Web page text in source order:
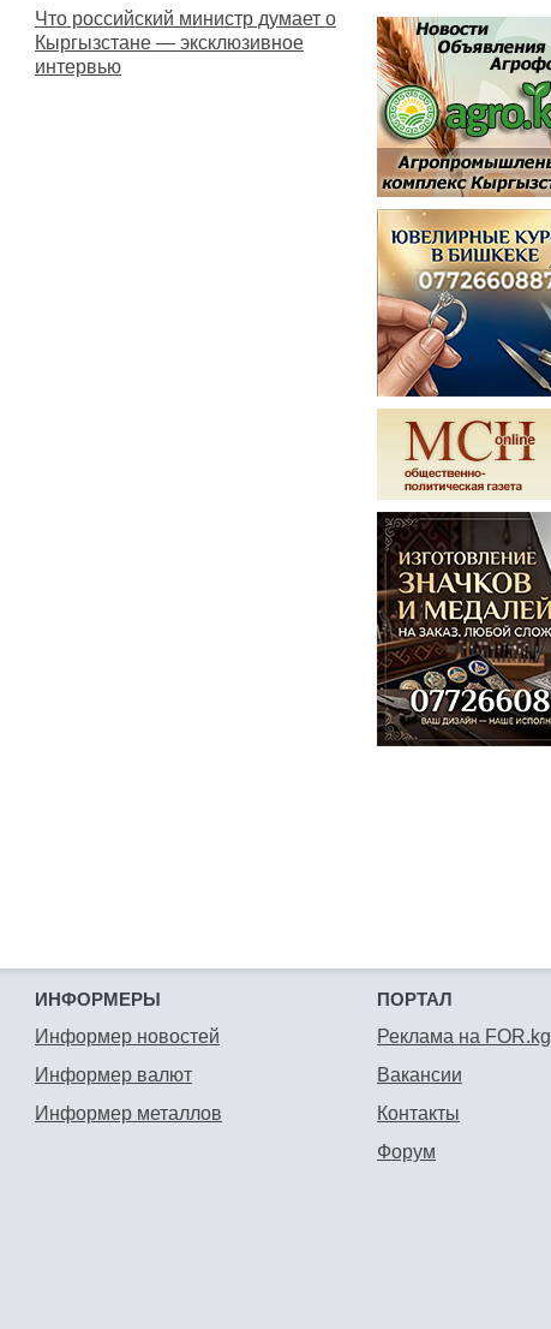
Что российский министр думает о
Кыргызстане — эксклюзивное
интервью
ИНФОРМЕРЫ
Информер новостей
Информер валют
Информер металлов
ПОРТАЛ
Реклама на FOR.kg
Вакансии
Контакты
Форум